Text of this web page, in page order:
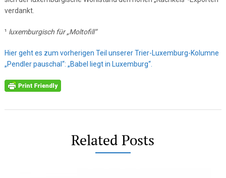
verdankt.
¹ luxemburgisch für „Moltofill“
Hier geht es zum vorherigen Teil unserer Trier-Luxemburg-Kolumne
„Pendler pauschal“: „Babel liegt in Luxemburg“.
Related Posts